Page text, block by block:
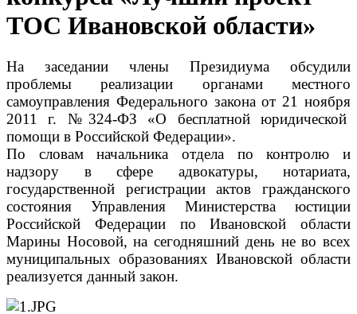
ТОС Ивановской области»
На заседании члены Президиума обсудили
проблемы реализации органами местного
самоуправления Федерального закона от 21 ноября
2011 г. №324-ФЗ «О бесплатной юридической
помощи в Российской Федерации».
По словам начальника отдела по контролю и
надзору в сфере адвокатуры, нотариата,
государственной регистрации актов гражданского
состояния Управления Министерства юстиции
Российской Федерации по Ивановской области
Марины Носовой, на сегодняшний день не во всех
муниципальных образованиях Ивановской области
реализуется данный закон.